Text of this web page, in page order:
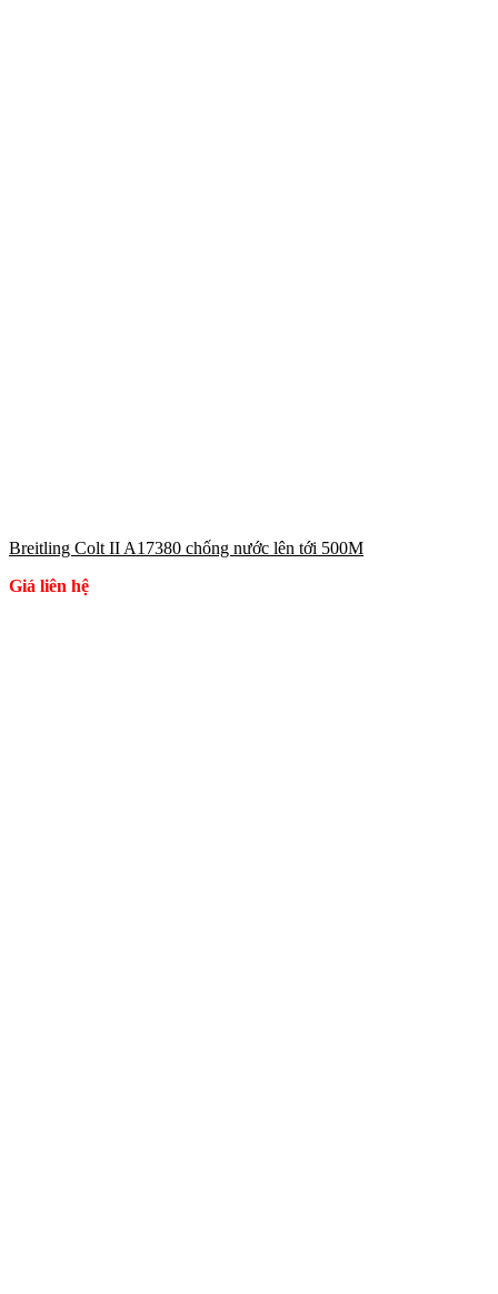
Breitling Colt II A17380 chống nước lên tới 500M
Giá liên hệ